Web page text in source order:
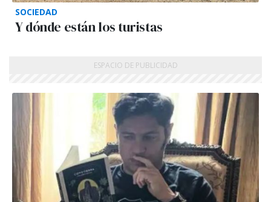
SOCIEDAD
Y dónde están los turistas